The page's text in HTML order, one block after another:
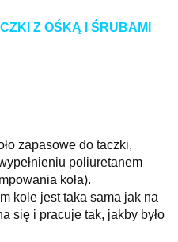
Z OŚKĄ I ŚRUBAMI
zapasowe do taczki,
poliuretanem
koła).
kole jest taka sama jak na
się i pracuje tak, jakby było